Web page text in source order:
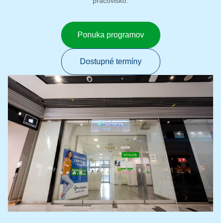
Ponuka programov
Dostupné termíny